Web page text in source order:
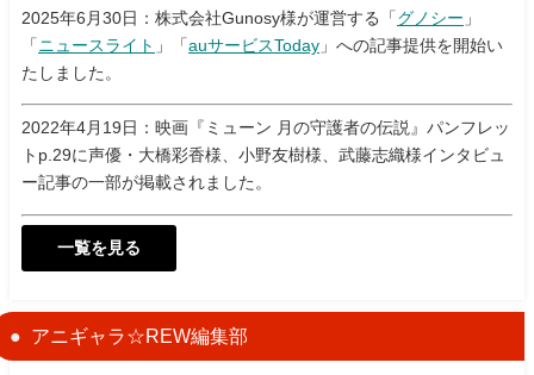
2025年6月30日：株式会社Gunosy様が運営する「 グノシー 」
「 ニュースライト 」「auサービスToday 」への記事提供を開始い
たしました。
2022年4月19日：映画『ミューン 月の守護者の伝説』パンフレッ
トp.29に声優・大橋彩香様、小野友樹様、武藤志織様インタビュ
ー記事の一部が掲載されました。
一覧を見る
アニギャラ☆REW編集部